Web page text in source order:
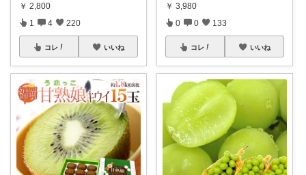
￥ 2,800
1 4 220
コレ いいね
￥ 3,980
0 0 133
コレ いいね